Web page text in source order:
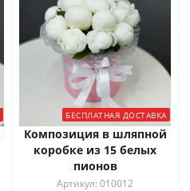
БЕСПЛАТНАЯ ДОСТАВКА
Композиция в шляпной
коробке из 15 белых
пионов
Артикул: 010012